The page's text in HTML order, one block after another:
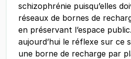
schizophrénie puisqu’elles
réseaux de bornes de
en préservant l’espace
aujourd’hui le réflexe sur ce
une borne de recharge par